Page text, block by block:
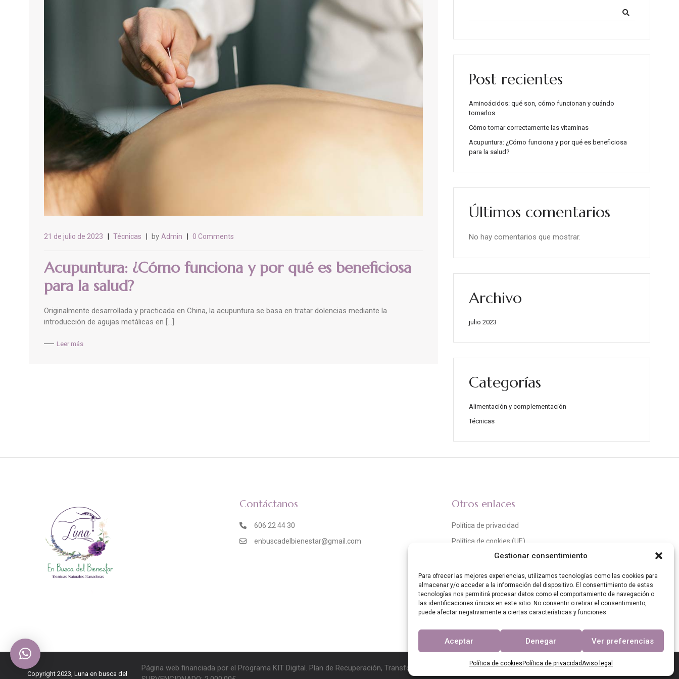
Gestionar consentimiento
Para ofrecer las mejores experiencias, utilizamos tecnologías como las cookies para
almacenar y/o acceder a la información del dispositivo. El consentimiento de estas
tecnologías nos permitirá procesar datos como el comportamiento de navegación o
las identificaciones únicas en este sitio. No consentir o retirar el consentimiento,
puede afectar negativamente a ciertas características y funciones.
Aceptar Denegar Ver preferencias
Política de cookies Política de privacidadAviso legal
21 de julio de 2023 Técnicas by Admin 0 Comments
Acupuntura: ¿Cómo funciona y por qué es beneficiosa
para la salud?
Originalmente desarrollada y practicada en China, la acupuntura se basa en tratar dolencias mediante la
introducción de agujas metálicas en […]
Post recientes
Aminoácidos: qué son, cómo funcionan y cuándo
tomarlos
Cómo tomar correctamente las vitaminas
Acupuntura: ¿Cómo funciona y por qué es beneficiosa
para la salud?
Últimos comentarios
No hay comentarios que mostrar.
Archivo
julio 2023
Categorías
Alimentación y complementación
Técnicas
Contáctanos
606 22 44 30
enbuscadelbienestar@gmail.com
Otros enlaces
Política de privacidad
Política de cookies (UE)
Copyright 2023, Luna en busca del
Página web financiada por el Programa KIT Digital. Plan de Recuperación, Transformación y Resiliencia de España «Next Generation EU». IMPORTE